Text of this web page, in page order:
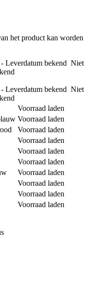
het product kan worden
Leverdatum bekend Niet
Leverdatum bekend Niet
Voorraad laden
Voorraad laden
Voorraad laden
Voorraad laden
Voorraad laden
Voorraad laden
Voorraad laden
Voorraad laden
Voorraad laden
Voorraad laden